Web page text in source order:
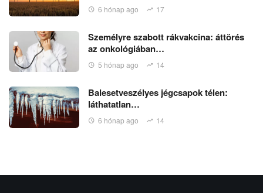
6 hónap ago 17
Személyre szabott rákvakcina: áttörés
az onkológiában…
5 hónap ago 14
Balesetveszélyes jégcsapok télen:
láthatatlan…
6 hónap ago 14